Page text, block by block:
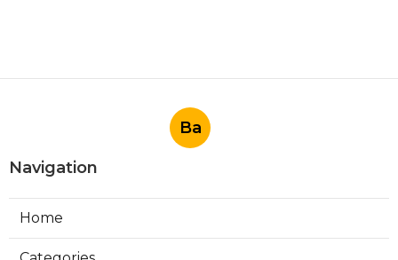
Ba
Navigation
Home